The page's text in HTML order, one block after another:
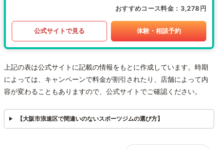
おすすめコース料金 3,278円
公式サイトで見る 体験・相談予約
上記の表は公式サイトに記載の情報をもとに作成しています。時期
によっては、キャンペーンで料金が割引されたり、店舗によって内
容が変わることもありますので、公式サイトでご確認ください。
【大阪市浪速区で間違いのないスポーツジムの選び方】